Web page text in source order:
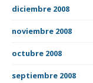
diciembre 2008
noviembre 2008
octubre 2008
septiembre 2008